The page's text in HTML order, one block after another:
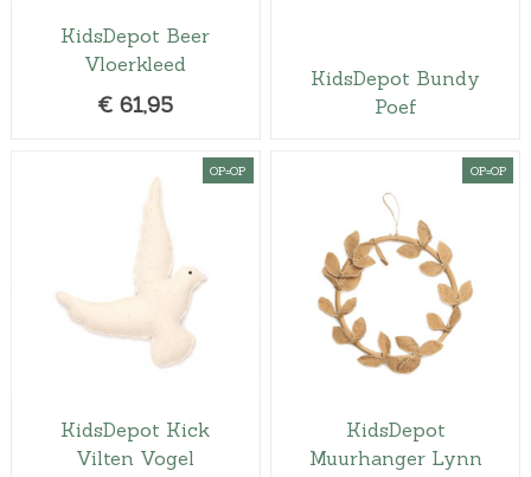
KidsDepot Beer
Vloerkleed
€ 61,95
KidsDepot Bundy
Poef
OP=OP
KidsDepot Kick
Vilten Vogel
OP=OP
KidsDepot
Muurhanger Lynn